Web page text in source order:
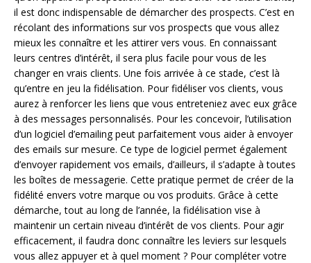
il est donc indispensable de démarcher des prospects. C’est en
récolant des informations sur vos prospects que vous allez
mieux les connaître et les attirer vers vous. En connaissant
leurs centres d’intérêt, il sera plus facile pour vous de les
changer en vrais clients. Une fois arrivée à ce stade, c’est là
qu’entre en jeu la fidélisation. Pour fidéliser vos clients, vous
aurez à renforcer les liens que vous entreteniez avec eux grâce
à des messages personnalisés. Pour les concevoir, l’utilisation
d’un logiciel d’emailing peut parfaitement vous aider à envoyer
des emails sur mesure. Ce type de logiciel permet également
d’envoyer rapidement vos emails, d’ailleurs, il s’adapte à toutes
les boîtes de messagerie. Cette pratique permet de créer de la
fidélité envers votre marque ou vos produits. Grâce à cette
démarche, tout au long de l’année, la fidélisation vise à
maintenir un certain niveau d’intérêt de vos clients. Pour agir
efficacement, il faudra donc connaître les leviers sur lesquels
vous allez appuyer et à quel moment ? Pour compléter votre